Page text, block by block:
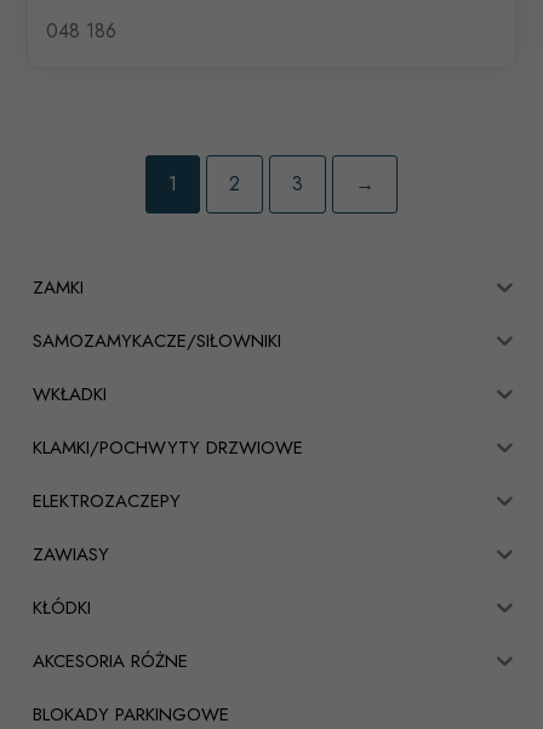
048 186
1 2 3 →
ZAMKI
SAMOZAMYKACZE/SIŁOWNIKI
WKŁADKI
KLAMKI/POCHWYTY DRZWIOWE
ELEKTROZACZEPY
ZAWIASY
KŁÓDKI
AKCESORIA RÓŻNE
BLOKADY PARKINGOWE